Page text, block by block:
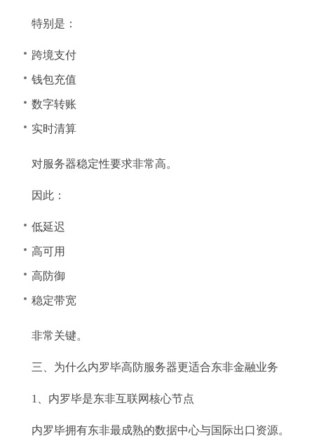
特别是：
跨境支付
钱包充值
数字转账
实时清算
对服务器稳定性要求非常高。
因此：
低延迟
高可用
高防御
稳定带宽
非常关键。
三、为什么内罗毕高防服务器更适合东非金融业务
1、内罗毕是东非互联网核心节点
内罗毕拥有东非最成熟的数据中心与国际出口资源。